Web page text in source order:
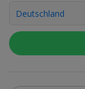
Deal-Expertin
Zum São-
sehen Sie